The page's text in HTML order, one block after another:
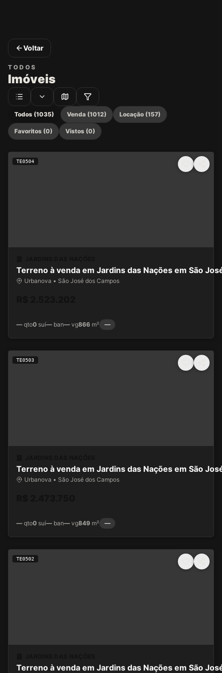
Voltar
TODOS
Imóveis
Todos (1035) Venda (1012) Locação (157)
Favoritos (0) Vistos (0)
TE0504
Terreno à venda em Jardins das Nações em São
Urbanova • São José dos Campos
— qto0 suí— ban— vg866 m² —
TE0503
Terreno à venda em Jardins das Nações em São
Urbanova • São José dos Campos
— qto0 suí— ban— vg849 m² —
TE0502
Terreno à venda em Jardins das Nações em São